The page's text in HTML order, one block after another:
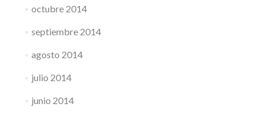
octubre 2014
septiembre 2014
agosto 2014
julio 2014
junio 2014